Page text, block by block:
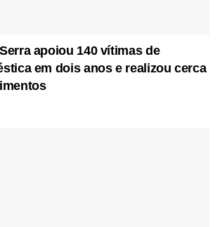
apoiou 140 vítimas de
em dois anos e realizou cerca